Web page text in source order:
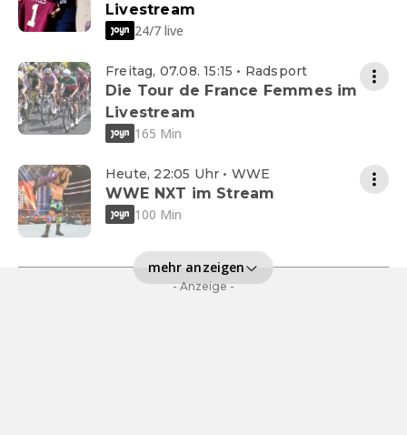
Livestream
24/7 live
Freitag, 07.08. 15:15 • Radsport
Die Tour de France Femmes im
Livestream
165 Min
Heute, 22:05 Uhr • WWE
WWE NXT im Stream
100 Min
mehr anzeigen
- Anzeige -